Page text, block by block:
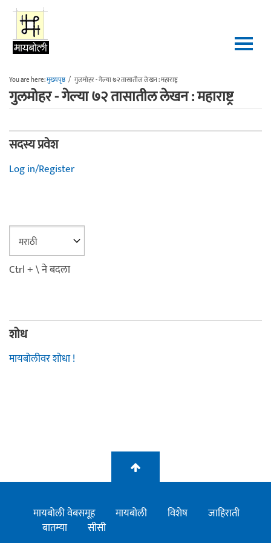
Skip to main content
You are here:मुख्यपृष्ठ / गुलमोहर - गेल्या ७२ तासातील लेखन : महाराष्ट्र
गुलमोहर - गेल्या ७२ तासातील लेखन : महाराष्ट्र
सदस्य प्रवेश
Log in/Register
Ctrl + \ ने बदला
शोध
मायबोलीवर शोधा !
मायबोली वेबसमूह मायबोली विशेष
जाहिराती
बातम्या
सीसी